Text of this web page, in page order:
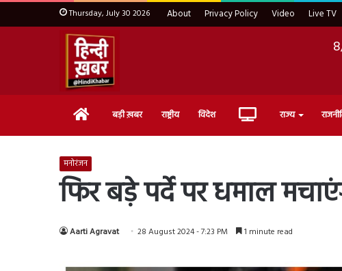
Thursday, July 30 2026 About Privacy Policy Video Live TV
Home बड़ी ख़बर राष्ट्रीय विदेश Live राज्य
मनोरंजन
फिर बड़े पर्दे पर धमाल
Aarti Agravat 28 August 2024 - 7:23 PM 1 minute read